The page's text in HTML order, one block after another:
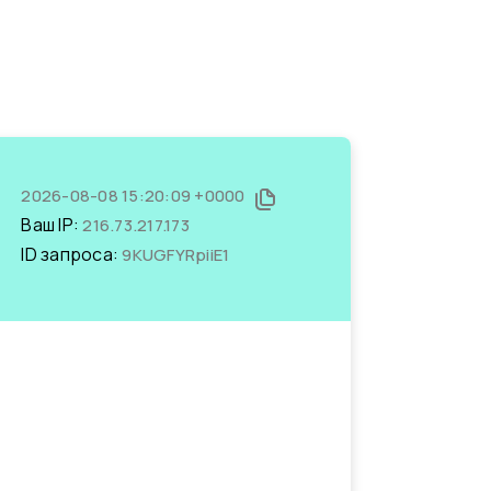
2026-08-08 15:20:09 +0000
Ваш IP:216.73.217.173
ID запроса:9KUGFYRpiiE1